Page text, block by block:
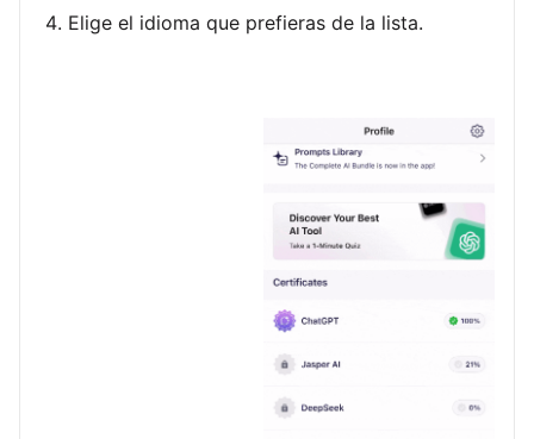
Elige el idioma que prefieras de la lista.